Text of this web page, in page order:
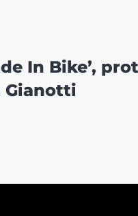
In Bike’,
Gianotti